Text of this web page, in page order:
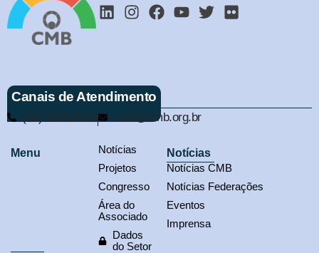
Canais de Atendimento
(61) 3321-9563 cmb@cmb.org.br
Menu
Notícias
Projetos
Congresso
Área do
Associado
Dados
do Setor
Notícias
Notícias CMB
Notícias Federações
Eventos
Imprensa